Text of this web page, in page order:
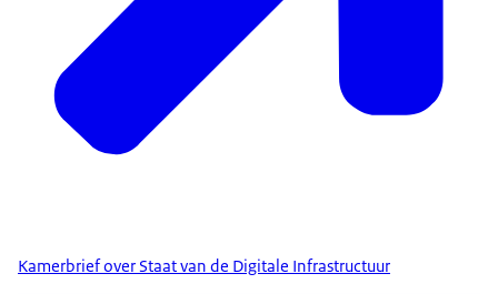
Kamerbrief over Staat van de Digitale Infrastructuur